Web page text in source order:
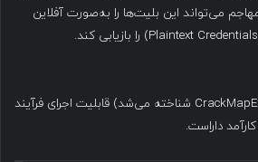
می‌تواند این بلیت‌ها را به‌صورت آفلاین
NXC (که پیش‌تر با نام CrackMapExec شناخته می‌شد) قابلیت اجرای فرآیند